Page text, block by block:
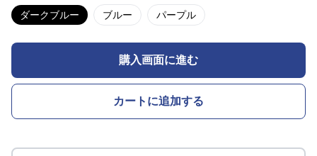
ダークブルー ブルー パープル
購入画面に進む
カートに追加する